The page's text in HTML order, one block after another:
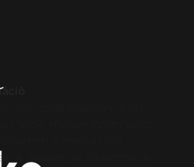
kat (továbbiakban „süti”)
fájlok, melyek információt
Ehhez az Ön
A „sütiket” az elektronikus